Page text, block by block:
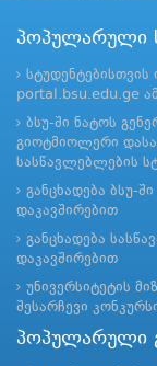
პოპულარული
portal.bsu.edu.ge
ბსუ-ში ნატოს
გიოტმიოლერი
სასწავლებლების
განცხადება ბსუ-
დაკავშირებით
განცხადება
დაკავშირებით
უნივერსიტეტის
შესარჩევი
პოპულარული